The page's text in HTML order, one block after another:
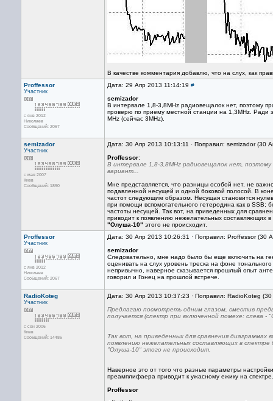
В качестве комментария добавлю, что на слух, как
Proffessor
Участник
с янв 2012
Николаев
Сообщений: 2067
Дата: 29 Апр 2013 11:14:19 #
semizador
В интервале 1,8-3,8MHz радиовещалок нет, поэтому
проверю по приему местной станции на 1,3MHz.
MHz (сейчас 3MHz).
semizador
Участник
с мая 2007
Киев
Сообщений: 1890
Дата: 30 Апр 2013 10:13:11 · Поправил: semizador (30
Proffessor:
В интервале 1,8-3,8MHz радиовещалок нет,
вариант...
Мне представляется, что разницы особой нет, не
подавленной несущей и одной боковой полосой. В
частот следующим образом. Несущая становится
при помощи вспомогательного гетеродина как в SSB;
частоты несущей. Так вот, на приведенных для
приводит к появлению нежелательных составляющих
"Олуша-10" этого не происходит.
Proffessor
Участник
с янв 2012
Николаев
Сообщений: 2067
Дата: 30 Апр 2013 10:26:31 · Поправил: Proffessor (30
semizador
Следовательно, мне надо было бы еще включить на
оценивать на слух уровень треска на фоне
непривычно, наверное сказывается прошлый опыт
говорил и Гонец на прошлой встрече.
RadioKoteg
Участник
с сен 2006
Киев
Сообщений: 14486
Дата: 30 Апр 2013 10:37:23 · Поправил: RadioKoteg
Предлагаю посмотреть одним глазом, сместив
получается (спектр при включенной помехе: слева -
Так вот, на приведенных для сравнения
появлению нежелательных составляющих в спектре
"Олуша-10" этого не происходит.
Наверное это от того что разные параметры
преамплифаера приводит к ужасному ежику на спектре.
Proffessor